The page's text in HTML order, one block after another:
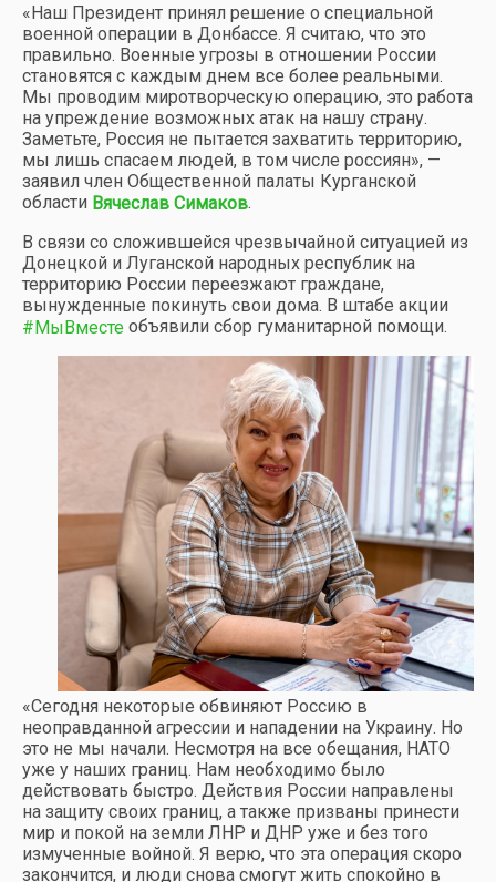
«Наш Президент принял решение о специальной
военной операции в Донбассе. Я считаю, что это
правильно. Военные угрозы в отношении России
становятся с каждым днем все более реальными.
Мы проводим миротворческую операцию, это работа
на упреждение возможных атак на нашу страну.
Заметьте, Россия не пытается захватить территорию,
мы лишь спасаем людей, в том числе россиян», —
заявил член Общественной палаты Курганской
области Вячеслав Симаков.
В связи со сложившейся чрезвычайной ситуацией из
Донецкой и Луганской народных республик на
территорию России переезжают граждане,
вынужденные покинуть свои дома. В штабе акции
#МыВместе объявили сбор гуманитарной помощи.
«Сегодня некоторые обвиняют Россию в
неоправданной агрессии и нападении на Украину. Но
это не мы начали. Несмотря на все обещания, НАТО
уже у наших границ. Нам необходимо было
действовать быстро. Действия России направлены
на защиту своих границ, а также призваны принести
мир и покой на земли ЛНР и ДНР уже и без того
измученные войной. Я верю, что эта операция скоро
закончится, и люди снова смогут жить спокойно в